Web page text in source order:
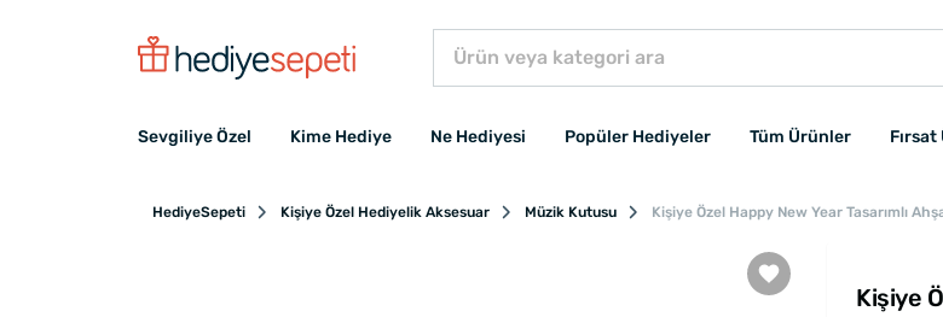
Sevgiliye Özel Kime Hediye Ne Hediyesi Popüler Hediyeler Tüm Ürünler
HediyeSepeti Kişiye Özel Hediyelik Aksesuar Müzik Kutusu Kişiye Özel Happy New Year Tasarımlı
Kişiye